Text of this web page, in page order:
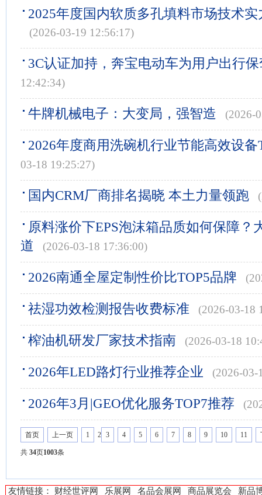
2025年度国内软质多孔填料市场技术实
(2026-03-19 12:56:17)
3C认证加持，奔宝电动车为用户出行
12:42:34)
牛牌机械电子：大变局，强智造 (2026-
2026年度商用洗碗机行业节能高效设备
03-18 19:25:27)
国内CRM厂商排名揭晓 本土力量领跑
原料涨价下EPS泡沫箱品质如何保障？
道
(2026-03-18 17:36:00)
2026南通全屋定制性价比TOP5品牌
祛湿功效检测报告收费标准 (2026-03-18
榨油机研发厂家技术指南 (2026-03-18
2026年LED路灯行业推荐企业 (2026-03-
2026年3月|GEO优化服务TOP7推荐
首页 上一页 1 2 3 4 5 6 7 8 9 10 11
共 34页1003条
友情链接： 财经世评网 乐展网 名品会展网 商品展览会 新品